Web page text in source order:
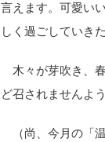
言えます。可愛い
しく過ごしていき
木々が芽吹き、
ど召されませんよ
（尚、今月の「